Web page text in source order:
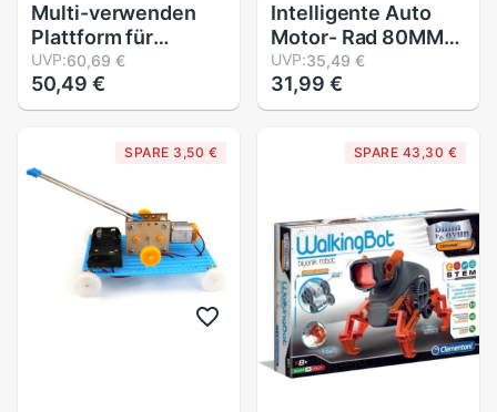
Multi-verwenden
Plattform für
Robotik Bausatz
Makeblock
UVP:60,69 €
50,49 €
Intelligente Auto
Motor- Rad 80MM
Flamme Rad TT
Motor- Passenden
Lenkrad Intelligente
UVP:35,49 €
31,99 €
SPARE 3,50 € SPARE 43,30 €